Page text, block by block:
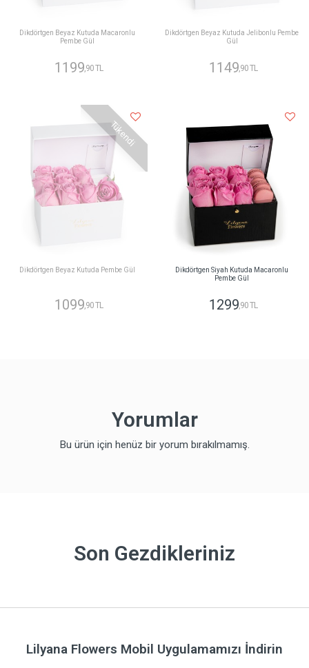
Dikdörtgen Beyaz Kutuda Macaronlu
Pembe Gül
1199 ,90 TL
Dikdörtgen Beyaz Kutuda Jelibonlu Pembe
Gül
1149 ,90 TL
Tükendi
Dikdörtgen Beyaz Kutuda Pembe Gül
1099,90 TL
Dikdörtgen Siyah Kutuda Macaronlu
Pembe Gül
1299,90 TL
Yorumlar
Bu ürün için henüz bir yorum bırakılmamış.
Son Gezdikleriniz
Lilyana Flowers Mobil Uygulamamızı İndirin